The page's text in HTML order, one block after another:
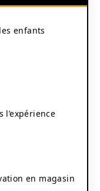
enfants
l’expérience
en magasin